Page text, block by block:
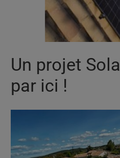
Un projet
par ici !